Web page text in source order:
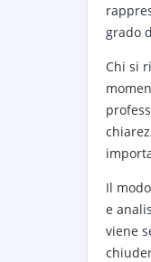
grado
Chi si
Il
e
viene